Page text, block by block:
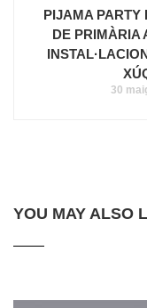
PIJAMA PARTY
DE PRIMÀRIA
30
YOU MAY ALSO